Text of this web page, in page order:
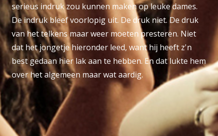
serieus indruk zou kunnen maken op leuke dames.
De indruk bleef voorlopig uit. De druk niet. De druk
van het telkens maar weer moeten presteren. Niet
dat het jongetje hieronder leed, want hij heeft z'n
best gedaan hier lak aan te hebben. En dat lukte hem
over het algemeen maar wat aardig.